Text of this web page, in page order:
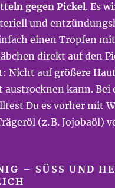
gegen Pickel. Es
und
einen Tropfen
direkt auf den
Nicht auf größere
austrocknen kann.
Du es vorher mit
(z. B. Jojobaöl)
– SÜSS UND